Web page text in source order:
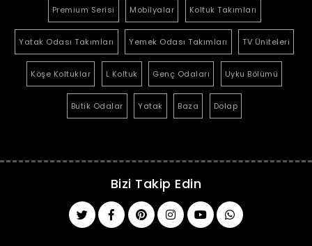
Premium Serisi Mobilyalar Koltuk Takımları
Yatak Odası Takımları Yemek Odası Takımları TV Üniteleri
Köşe Koltuklar L Koltuk Genç Odaları Uyku Bölümü
Butik Odalar Yatak Baza Dolap
Bizi Takip Edin